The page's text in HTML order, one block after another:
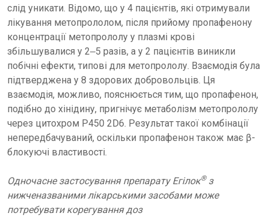
слід уникати. Відомо, що у 4 пацієнтів, які отримували
лікування метопрололом, після прийому пропафенону
концентрації метопрололу у плазмі крові
збільшувалися у 2‒5 разів, а у 2 пацієнтів виникли
побічні ефекти, типові для метопрололу. Взаємодія була
підтверджена у 8 здорових добровольців. Ця
взаємодія, можливо, пояснюється тим, що пропафенон,
подібно до хінідину, пригнічує метаболізм метопрололу
через цитохром Р450 2D6. Результат такої комбінації
непередбачуваний, оскільки пропафенон також має β-
блокуючі властивості.
Одночасне застосування препарату Егілок®з
нижченазваними лікарськими засобами може
потребувати корегування доз